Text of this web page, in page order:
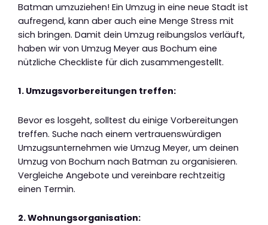
Batman umzuziehen! Ein Umzug in eine neue Stadt ist
aufregend, kann aber auch eine Menge Stress mit
sich bringen. Damit dein Umzug reibungslos verläuft,
haben wir von Umzug Meyer aus Bochum eine
nützliche Checkliste für dich zusammengestellt.
1. Umzugsvorbereitungen treffen:
Bevor es losgeht, solltest du einige Vorbereitungen
treffen. Suche nach einem vertrauenswürdigen
Umzugsunternehmen wie Umzug Meyer, um deinen
Umzug von Bochum nach Batman zu organisieren.
Vergleiche Angebote und vereinbare rechtzeitig
einen Termin.
2. Wohnungsorganisation: